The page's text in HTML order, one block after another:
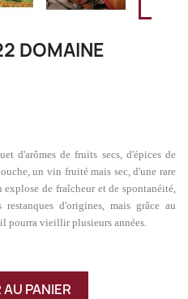
DOMAINE
d'arômes de fruits secs, d'épices de
un vin fruité mais sec, d'une rare
de fraîcheur et de spontanéité,
d'origines, mais grâce au
pourra vieillir plusieurs années.
PANIER